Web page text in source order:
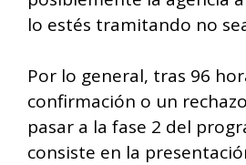
lo estés tramitando no
Por lo general, tras 96
confirmación o un
pasar a la fase 2 del
consiste en la